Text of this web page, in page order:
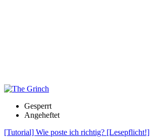
Gesperrt
Angeheftet
[Tutorial] Wie poste ich richtig? [Lesepflicht!]